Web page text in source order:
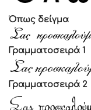
Όπως δείγμα
Γραμματοσειρά 1
Γραμματοσειρά 2